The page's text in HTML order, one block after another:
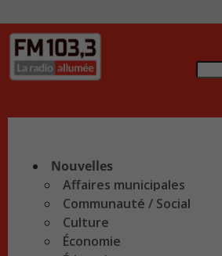
Nouvelles
Affaires municipales
Communauté / Social
Culture
Économie